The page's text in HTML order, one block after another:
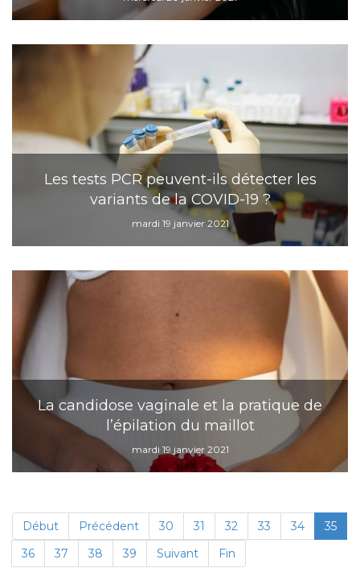
Les tests PCR peuvent-ils détecter les
variants de la COVID-19 ?
mardi 19 janvier 2021
La candidose vaginale et la pratique de
l’épilation du maillot
mardi 19 janvier 2021
Début Précédent 30 31 32 33 34
35
36
37 38 39 Suivant Fin